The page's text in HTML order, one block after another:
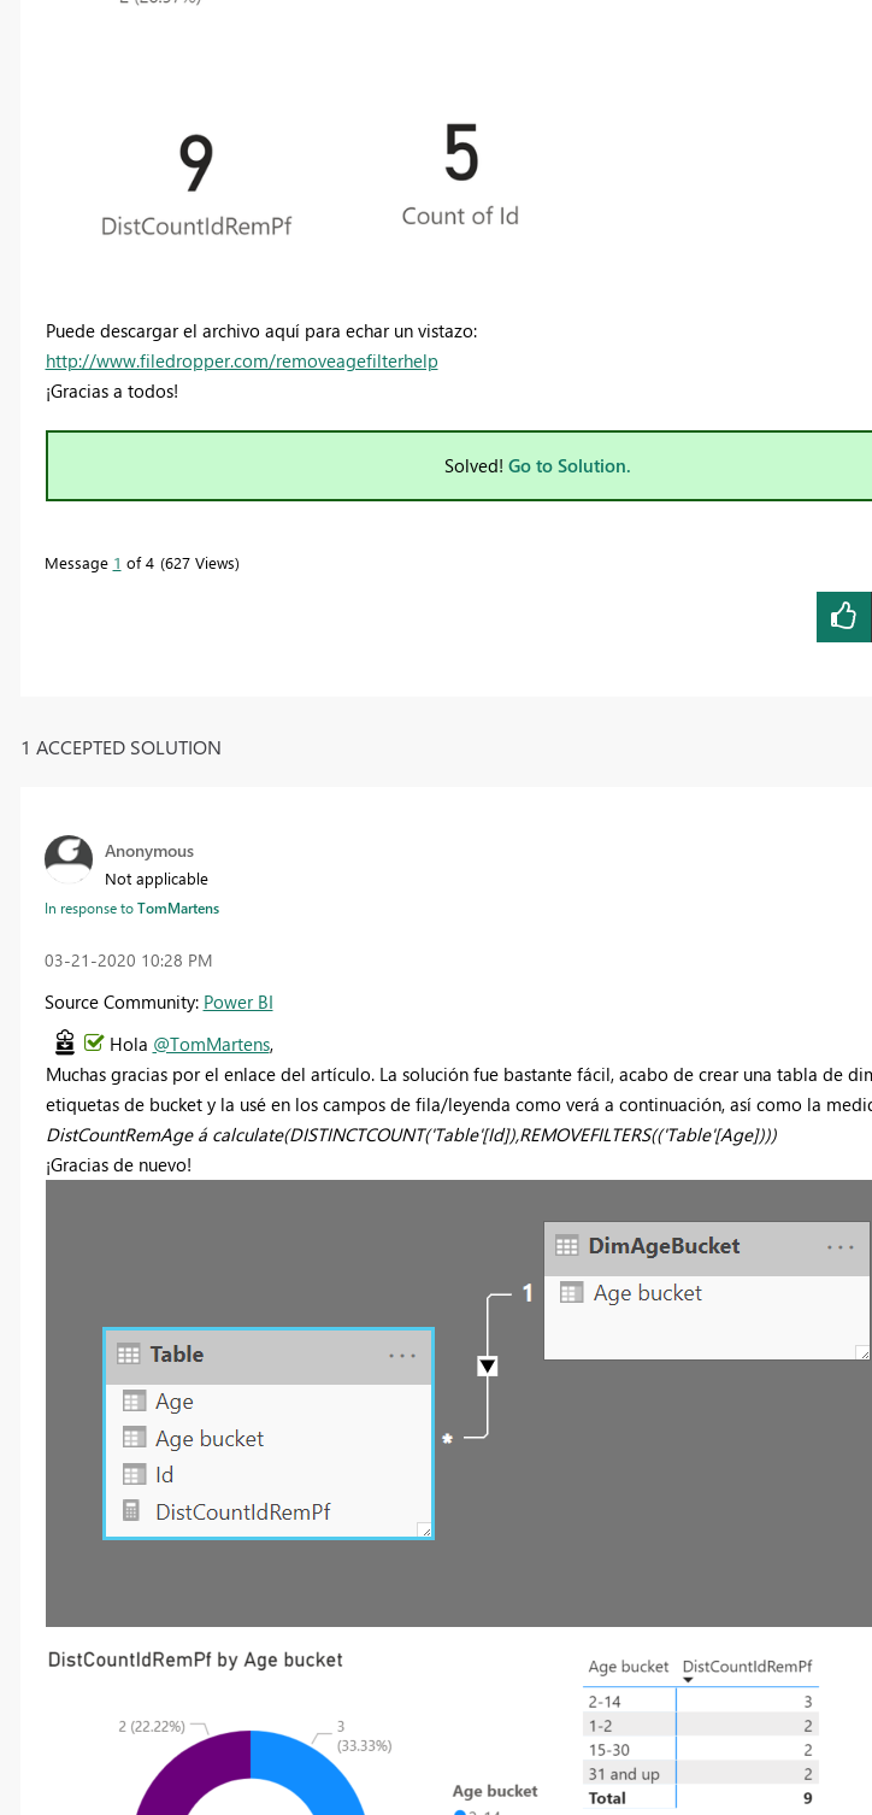
Puede descargar el archivo aquí para echar un vistazo:
http://www.filedropper.com/removeagefilterhelp
¡Gracias a todos!
Solved! Go to Solution.
Message 1 of 4 627 Views
1 ACCEPTED SOLUTION
Anonymous
Not applicable
In response toTomMartens
‎03-21-2020 10:28 PM
Source Community: Power BI
Hola @TomMartens,
Muchas gracias por el enlace del artículo. La solución fue bastante fácil, acabo de crear una tabla de
etiquetas de bucket y la usé en los campos de fila/leyenda como verá a continuación, así como la
DistCountRemAge á calculate(DISTINCTCOUNT('Table'[Id]),REMOVEFILTERS(('Table'[Age])))
¡Gracias de nuevo!